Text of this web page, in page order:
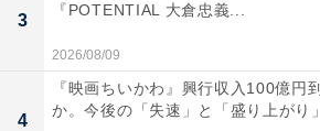
織田裕二のスイッチが効いています
ソコンに向かうミドル世代の現実、
手に腰が引けながらも物申す勇気な
3
『POTENTIAL 大倉忠義...
2026/08/09
4
『映画ちいかわ』興行収入100億円
か。今後の「失速」と「盛り上がり